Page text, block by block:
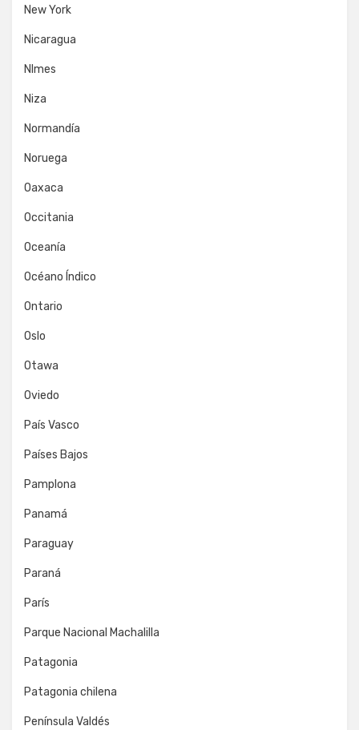
New York
Nicaragua
NImes
Niza
Normandía
Noruega
Oaxaca
Occitania
Oceanía
Océano Índico
Ontario
Oslo
Otawa
Oviedo
País Vasco
Países Bajos
Pamplona
Panamá
Paraguay
Paraná
París
Parque Nacional Machalilla
Patagonia
Patagonia chilena
Península Valdés